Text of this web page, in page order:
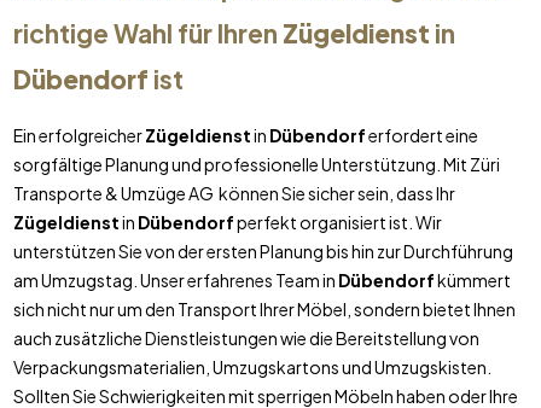
richtige Wahl für Ihren Zügeldienst in
Dübendorf ist
Ein erfolgreicherZügeldienstin Dübendorferfordert eine
sorgfältige Planung und professionelle Unterstützung. Mit Züri
Transporte & Umzüge AG können Sie sicher sein, dass Ihr
Zügeldienstin Dübendorfperfekt organisiert ist. Wir
unterstützen Sie von der ersten Planung bis hin zur Durchführung
am Umzugstag. Unser erfahrenes Team in Dübendorfkümmert
sich nicht nur um den Transport Ihrer Möbel, sondern bietet Ihnen
auch zusätzliche Dienstleistungen wie die Bereitstellung von
Verpackungsmaterialien, Umzugskartons und Umzugskisten.
Sollten Sie Schwierigkeiten mit sperrigen Möbeln haben oder Ihre